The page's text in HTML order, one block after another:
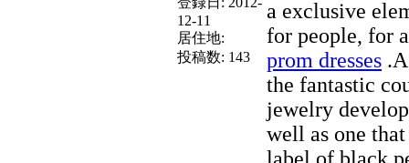
12-11
居住地:
投稿数: 143
a exclusive
for people, for
prom dresses
the fantastic
jewelry
well as one